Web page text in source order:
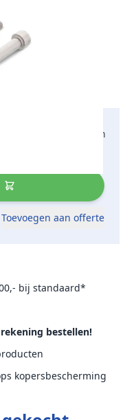
2-5 werkdagen
Toevoegen aan offerte
bij standaard*
rekening bestellen!
kopersbescherming